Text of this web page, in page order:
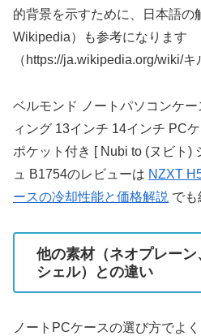
的背景を示すために、日本語の
Wikipedia）も参考になります
（https://ja.wikipedia.org/wiki/キ
ベルモンド ノートパソコンケ
ィング 13インチ 14インチ PC
ポケット付き [ Nubi to (ヌビト)
ュ B1754のレビューは NZXT
ースの冷却性能と価格解説 でも
他の素材（ネオプレー
シェル）との違い
ノートPCケースの選び方でよ